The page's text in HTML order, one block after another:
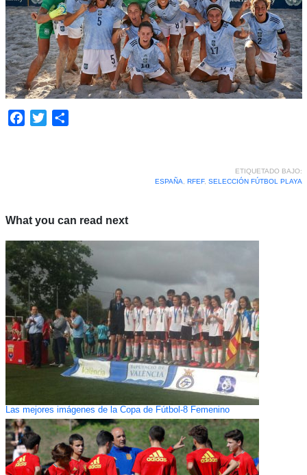
Facebook
Twitter
ETIQUETADO BAJO:
ESPAÑA
RFEF, SELECCIÓN FÚTBOL PLAYA
What you can read next
Las mejores imágenes de la Copa de Fútbol-8 Femenino